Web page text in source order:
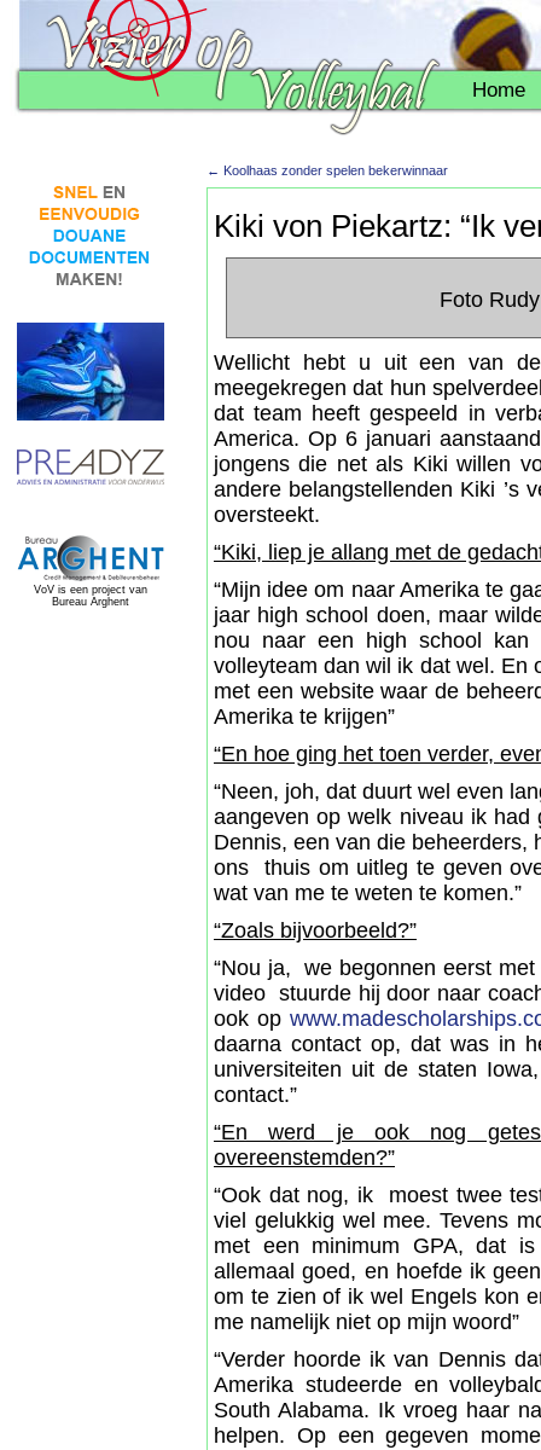
Home
VoV is een project van
Bureau Arghent
← Koolhaas zonder spelen bekerwinnaar
Kiki von Piekartz: “Ik
Foto
Wellicht hebt u uit een van de
meegekregen dat hun
dat team heeft gespeeld in
America. Op 6 januari
jongens die net als Kiki willen
andere belangstellenden Kiki ’s
oversteekt.
“Kiki, liep je allang met de
“Mijn idee om naar Amerika te
jaar high school doen, maar
nou naar een high school
volleyteam dan wil ik dat wel. En
met een website waar de
Amerika te krijgen”
“En hoe ging het toen verder,
“Neen, joh, dat duurt wel even
aangeven op welk niveau ik
Dennis, een van die beheerders,
ons thuis om uitleg te geven
wat van me te weten te komen.”
“Zoals bijvoorbeeld?”
“Nou ja, we begonnen eerst met
video stuurde hij door naar
ook op
daarna contact op, dat was in
universiteiten uit de staten
contact.”
“En werd je ook nog
overeenstemden?”
“Ook dat nog, ik moest twee
viel gelukkig wel mee. Tevens
met een minimum GPA, dat
allemaal goed, en hoefde ik
om te zien of ik wel Engels kon
me namelijk niet op mijn woord”
“Verder hoorde ik van Dennis
Amerika studeerde en
South Alabama. Ik vroeg haar
helpen. Op een gegeven